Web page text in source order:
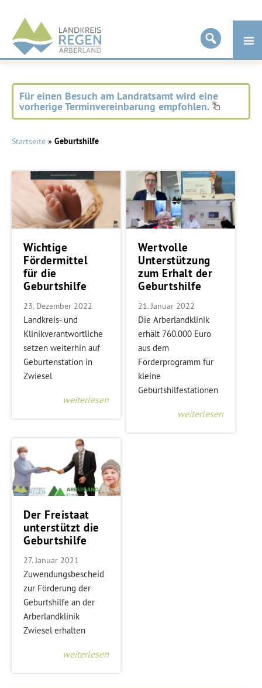
Landkreis
Regen
Für einen Besuch am Landratsamt wird eine
vorherige Terminvereinbarung empfohlen.
Startseite » Geburtshilfe
Wichtige
Fördermittel
für die
Geburtshilfe
23. Dezember 2022
Landkreis- und
Klinikverantwortliche
setzen weiterhin auf
Geburtenstation in
Zwiesel
weiterlesen
Wertvolle
Unterstützung
zum Erhalt der
Geburtshilfe
21. Januar 2022
Die Arberlandklinik
erhält 760.000 Euro
aus dem
Förderprogramm für
kleine
Geburtshilfestationen
weiterlesen
Der Freistaat
unterstützt die
Geburtshilfe
27. Januar 2021
Zuwendungsbescheid
zur Förderung der
Geburtshilfe an der
Arberlandklinik
Zwiesel erhalten
weiterlesen